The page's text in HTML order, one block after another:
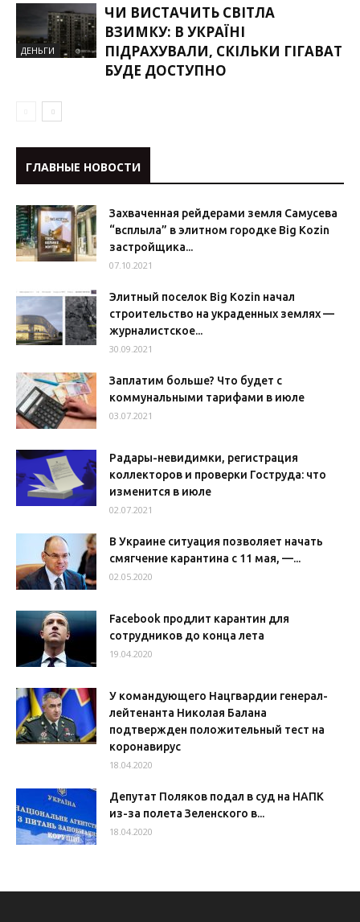
ДЕНЬГИ
ЧИ ВИСТАЧИТЬ СВІТЛА
ВЗИМКУ: В УКРАЇНІ
ПІДРАХУВАЛИ, СКІЛЬКИ ГІГАВАТ
БУДЕ ДОСТУПНО
ГЛАВНЫЕ НОВОСТИ
Захваченная рейдерами земля Самусева
“всплыла” в элитном городке Big Kozin
застройщика...
07.10.2021
Элитный поселок Big Kozin начал
строительство на украденных землях —
журналистское...
30.09.2021
Заплатим больше? Что будет с
коммунальными тарифами в июле
03.07.2021
Радары-невидимки, регистрация
коллекторов и проверки Гоструда: что
изменится в июле
02.07.2021
В Украине ситуация позволяет начать
смягчение карантина с 11 мая, —...
02.05.2020
Facebook продлит карантин для
сотрудников до конца лета
19.04.2020
У командующего Нацгвардии генерал-
лейтенанта Николая Балана
подтвержден положительный тест на
коронавирус
18.04.2020
Депутат Поляков подал в суд на НАПК
из-за полета Зеленского в...
18.04.2020